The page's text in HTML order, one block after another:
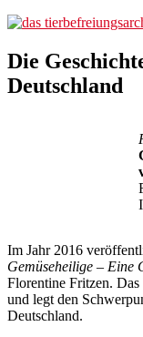
Die
Deutschland
Im Jahr 2016
Gemüseheilige – Eine
Florentine Fritzen.
und legt den
Deutschland.